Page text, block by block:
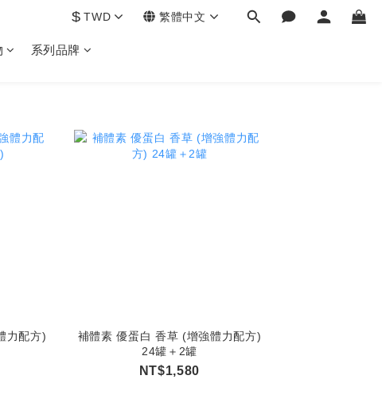
$ TWD 繁體中文
系列品牌
力配方)
補體素 優蛋白 香草 (增強體力配方)
24罐＋2罐
NT$1,580